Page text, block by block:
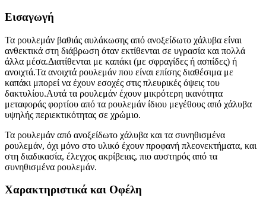
Εισαγωγή
Τα ρουλεμάν βαθιάς αυλάκωσης από ανοξείδωτο χάλυβα είναι
ανθεκτικά στη διάβρωση όταν εκτίθενται σε υγρασία και πολλά
άλλα μέσα.Διατίθενται με καπάκι (με σφραγίδες ή ασπίδες) ή
ανοιχτά.Τα ανοιχτά ρουλεμάν που είναι επίσης διαθέσιμα με
καπάκι μπορεί να έχουν εσοχές στις πλευρικές όψεις του
δακτυλίου.Αυτά τα ρουλεμάν έχουν μικρότερη ικανότητα
μεταφοράς φορτίου από τα ρουλεμάν ίδιου μεγέθους από χάλυβα
υψηλής περιεκτικότητας σε χρώμιο.
Τα ρουλεμάν από ανοξείδωτο χάλυβα και τα συνηθισμένα
ρουλεμάν, όχι μόνο στο υλικό έχουν προφανή πλεονεκτήματα, και
στη διαδικασία, έλεγχος ακρίβειας, πιο αυστηρός από τα
συνηθισμένα ρουλεμάν.
Χαρακτηριστικά και Οφέλη